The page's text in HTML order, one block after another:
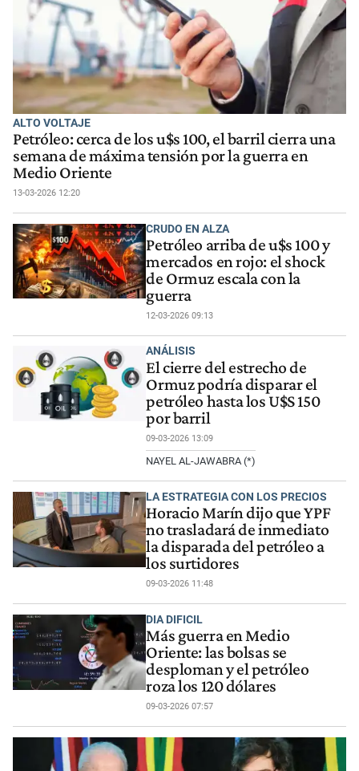
ALTO VOLTAJE
Petróleo: cerca de los u$s 100, el barril cierra una
semana de máxima tensión por la guerra en
Medio Oriente
13-03-2026 12:20
CRUDO EN ALZA
Petróleo arriba de u$s 100 y
mercados en rojo: el shock
de Ormuz escala con la
guerra
12-03-2026 09:13
ANÁLISIS
El cierre del estrecho de
Ormuz podría disparar el
petróleo hasta los U$S 150
por barril
09-03-2026 13:09
NAYEL AL-JAWABRA (*)
LA ESTRATEGIA CON LOS PRECIOS
Horacio Marín dijo que YPF
no trasladará de inmediato
la disparada del petróleo a
los surtidores
09-03-2026 11:48
DIA DIFICIL
Más guerra en Medio
Oriente: las bolsas se
desploman y el petróleo
roza los 120 dólares
09-03-2026 07:57